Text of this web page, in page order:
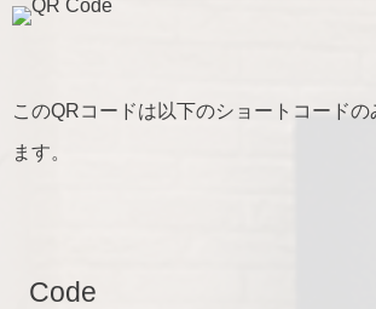
このQRコードは以下のショートコード
ます。
Code